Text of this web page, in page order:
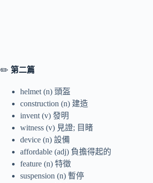
✏️ 第二篇
helmet (n) 頭盔
construction (n) 建造
invent (v) 發明
witness (v) 見證; 目睹
device (n) 設備
affordable (adj) 負擔得起的
feature (n) 特徵
suspension (n) 暫停